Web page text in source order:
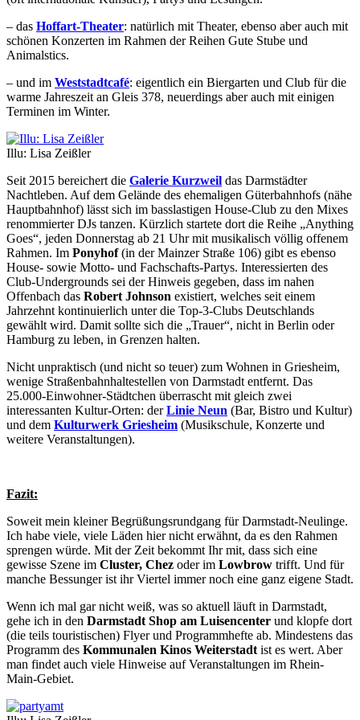
– das Hoffart-Theater: natürlich mit Theater, ebenso aber auch mit
schönen Konzerten im Rahmen der Reihen Gute Stube und
Animalstics.
– und im Weststadtcafé: eigentlich ein Biergarten und Club für die
warme Jahreszeit an Gleis 378, neuerdings aber auch mit einigen
Terminen im Winter.
Illu: Lisa Zeißler
Seit 2015 bereichert die Galerie Kurzweil das Darmstädter
Nachtleben. Auf dem Gelände des ehemaligen Güterbahnhofs (nähe
Hauptbahnhof) lässt sich im basslastigen House-Club zu den Mixes
renommierter DJs tanzen. Kürzlich startete dort die Reihe „Anything
Goes“, jeden Donnerstag ab 21 Uhr mit musikalisch völlig offenem
Rahmen. Im Ponyhof(in der Mainzer Straße 106) gibt es ebenso
House- sowie Motto- und Fachschafts-Partys. Interessierten des
Club-Undergrounds sei der Hinweis gegeben, dass im nahen
Offenbach das Robert Johnson existiert, welches seit einem
Jahrzehnt kontinuierlich unter die Top-3-Clubs Deutschlands
gewählt wird. Damit sollte sich die „Trauer“, nicht in Berlin oder
Hamburg zu leben, in Grenzen halten.
Nicht unpraktisch (und nicht so teuer) zum Wohnen in Griesheim,
wenige Straßenbahnhaltestellen von Darmstadt entfernt. Das
25.000-Einwohner-Städtchen überrascht mit gleich zwei
interessanten Kultur-Orten: derLinie Neun (Bar, Bistro und Kultur)
und dem Kulturwerk Griesheim (Musikschule, Konzerte und
weitere Veranstaltungen).
Fazit:
Soweit mein kleiner Begrüßungsrundgang für Darmstadt-Neulinge.
Ich habe viele, viele Läden hier nicht erwähnt, da es den Rahmen
sprengen würde. Mit der Zeit bekommt Ihr mit, dass sich eine
gewisse Szene im Cluster, Chez oder im Lowbrow trifft. Und für
manche Bessunger ist ihr Viertel immer noch eine ganz eigene Stadt.
Wenn ich mal gar nicht weiß, was so aktuell läuft in Darmstadt,
gehe ich in den Darmstadt Shop am Luisencenter und klopfe dort
(die teils touristischen) Flyer und Programmhefte ab. Mindestens das
Programm des Kommunalen Kinos Weiterstadt ist es wert. Aber
man findet auch viele Hinweise auf Veranstaltungen im Rhein-
Main-Gebiet.